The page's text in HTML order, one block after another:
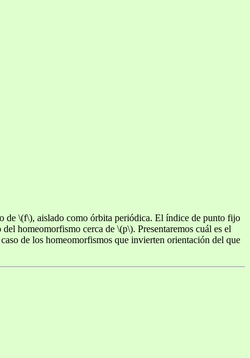
\(f\), aislado como órbita periódica. El índice de punto fijo
homeomorfismo cerca de \(p\). Presentaremos cuál es el
de los homeomorfismos que invierten orientación del que